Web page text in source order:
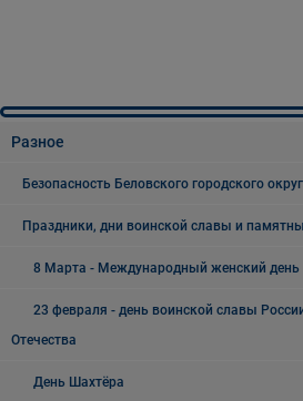
Разное
Безопасность Беловского городского
Праздники, дни воинской славы и
8 Марта - Международный женский день
23 февраля - день воинской славы
Отечества
День Шахтёра